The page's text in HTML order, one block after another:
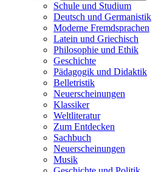
Schule und Studium
Deutsch und Germanistik
Moderne Fremdsprachen
Latein und Griechisch
Philosophie und Ethik
Geschichte
Pädagogik und Didaktik
Belletristik
Neuerscheinungen
Klassiker
Weltliteratur
Zum Entdecken
Sachbuch
Neuerscheinungen
Musik